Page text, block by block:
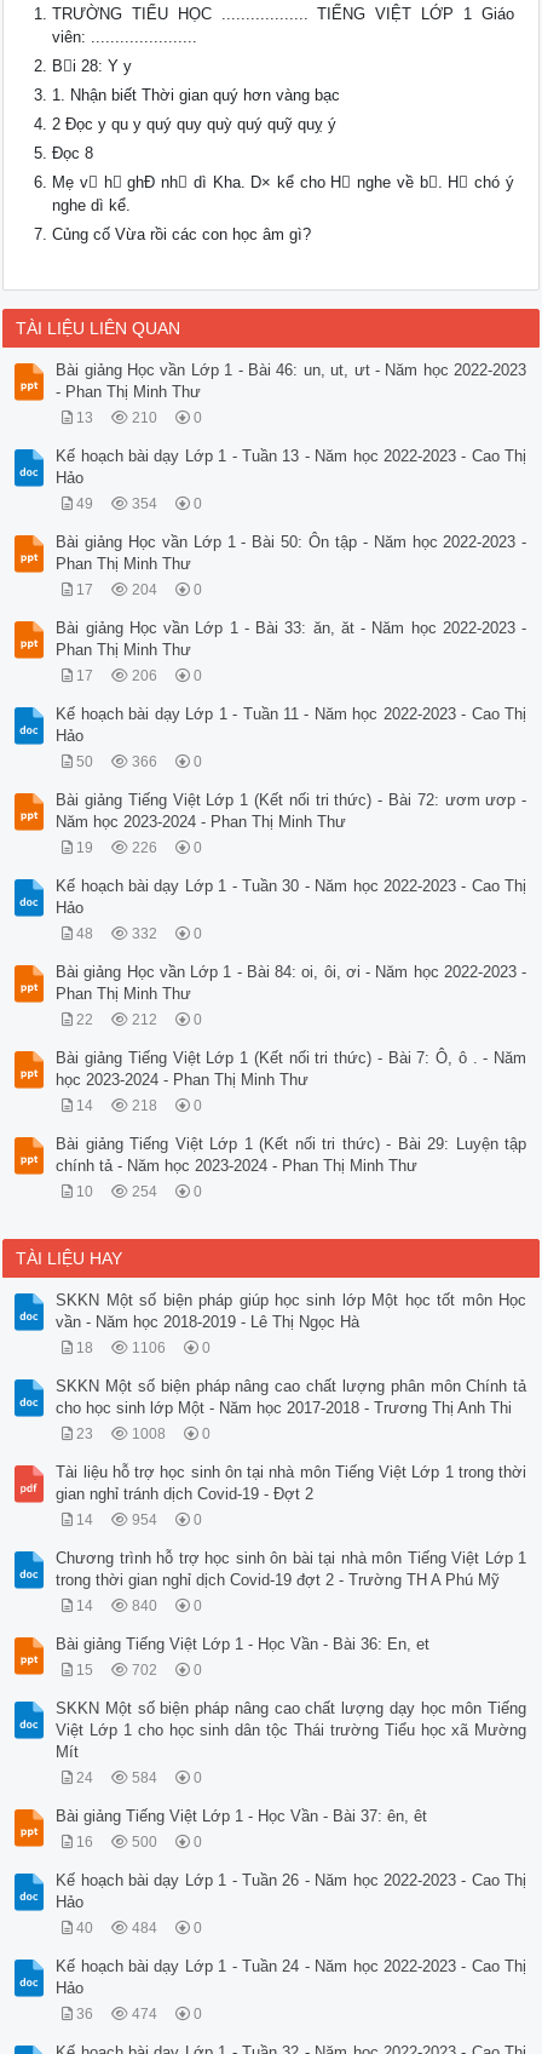
TRƯỜNG TIỂU HỌC .................. TIẾNG VIỆT LỚP 1 Giáo
viên: ......................
B￿i 28: Y y
1. Nhận biết Thời gian quý hơn vàng bạc
2 Đọc y qu y quý quy quỳ quý quỹ quỵ ý
Đọc 8
Mẹ v￿ h￿ ghÐ nh￿ dì Kha. D× kể cho H￿ nghe về b￿. H￿ chó ý
nghe dì kể.
Củng cố Vừa rồi các con học âm gì?
TÀI LIỆU LIÊN QUAN
Bài giảng Học vần Lớp 1 - Bài 46: un, ut, ưt - Năm học 2022-2023
- Phan Thị Minh Thư
13 210 0
Kế hoạch bài dạy Lớp 1 - Tuần 13 - Năm học 2022-2023 - Cao Thị
Hảo
49 354 0
Bài giảng Học vần Lớp 1 - Bài 50: Ôn tập - Năm học 2022-2023 -
Phan Thị Minh Thư
17 204 0
Bài giảng Học vần Lớp 1 - Bài 33: ăn, ăt - Năm học 2022-2023 -
Phan Thị Minh Thư
17 206 0
Kế hoạch bài dạy Lớp 1 - Tuần 11 - Năm học 2022-2023 - Cao Thị
Hảo
50 366 0
Bài giảng Tiếng Việt Lớp 1 (Kết nối tri thức) - Bài 72: ươm ươp -
Năm học 2023-2024 - Phan Thị Minh Thư
19 226 0
Kế hoạch bài dạy Lớp 1 - Tuần 30 - Năm học 2022-2023 - Cao Thị
Hảo
48 332 0
Bài giảng Học vần Lớp 1 - Bài 84: oi, ôi, ơi - Năm học 2022-2023 -
Phan Thị Minh Thư
22 212 0
Bài giảng Tiếng Việt Lớp 1 (Kết nối tri thức) - Bài 7: Ô, ô . - Năm
học 2023-2024 - Phan Thị Minh Thư
14 218 0
Bài giảng Tiếng Việt Lớp 1 (Kết nối tri thức) - Bài 29: Luyện tập
chính tả - Năm học 2023-2024 - Phan Thị Minh Thư
10 254 0
TÀI LIỆU HAY
SKKN Một số biện pháp giúp học sinh lớp Một học tốt môn Học
vần - Năm học 2018-2019 - Lê Thị Ngọc Hà
18 1106 0
SKKN Một số biện pháp nâng cao chất lượng phân môn Chính tả
cho học sinh lớp Một - Năm học 2017-2018 - Trương Thị Anh Thi
23 1008 0
Tài liệu hỗ trợ học sinh ôn tại nhà môn Tiếng Việt Lớp 1 trong thời
gian nghỉ tránh dịch Covid-19 - Đợt 2
14 954 0
Chương trình hỗ trợ học sinh ôn bài tại nhà môn Tiếng Việt Lớp 1
trong thời gian nghỉ dịch Covid-19 đợt 2 - Trường TH A Phú Mỹ
14 840 0
Bài giảng Tiếng Việt Lớp 1 - Học Vần - Bài 36: En, et
15 702 0
SKKN Một số biện pháp nâng cao chất lượng dạy học môn Tiếng
Việt Lớp 1 cho học sinh dân tộc Thái trường Tiểu học xã Mường
Mít
24 584 0
Bài giảng Tiếng Việt Lớp 1 - Học Vần - Bài 37: ên, êt
16 500 0
Kế hoạch bài dạy Lớp 1 - Tuần 26 - Năm học 2022-2023 - Cao Thị
Hảo
40 484 0
Kế hoạch bài dạy Lớp 1 - Tuần 24 - Năm học 2022-2023 - Cao Thị
Hảo
36 474 0